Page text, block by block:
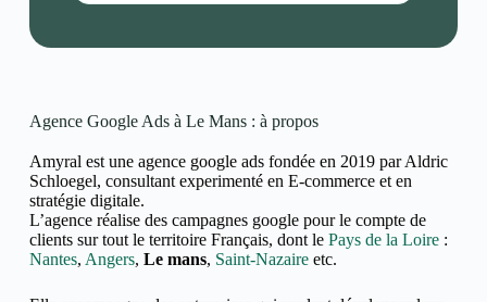
Agence Google Ads à Le Mans : à propos
Amyral est une agence google ads fondée en 2019 par Aldric
Schloegel, consultant experimenté en E-commerce et en
stratégie digitale.
L’agence réalise des campagnes google pour le compte de
clients sur tout le territoire Français, dont le Pays de la Loire :
Nantes, Angers, Le mans, Saint-Nazaireetc.